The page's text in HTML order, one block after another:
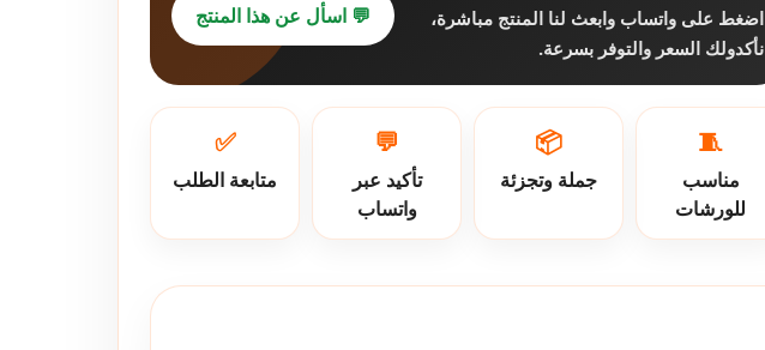
اضغط على واتساب وابعث لنا المنتج مباشرة،
نأكدولك السعر والتوفر بسرعة.
💬 اسأل عن هذا المنتج
🧵
مناسب
للورشات
📦
جملة وتجزئة
💬
تأكيد عبر
واتساب
✅
متابعة الطلب